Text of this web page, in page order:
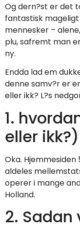
Og dern?st er det
fantastisk
mennesker –
plu, safremt man
ny.
Endda lad em
denne samv?r er
eller ikk? L?s
1.
eller ikk?)
Oka.
aldeles
operer i mange
Holland.
2. Sadan